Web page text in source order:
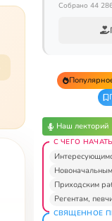
Собрано 44
Наш лекторий
С ЧЕГО НАЧАТЬ
Новоначальным
Приходским
Регентам,
СВЯЩЕННОЕ